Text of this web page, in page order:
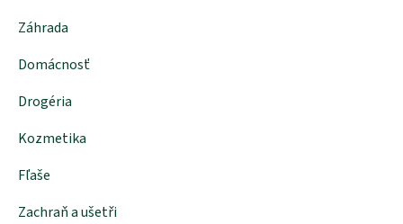
Záhrada
Domácnosť
Drogéria
Kozmetika
Fľaše
Zachraň a ušetři